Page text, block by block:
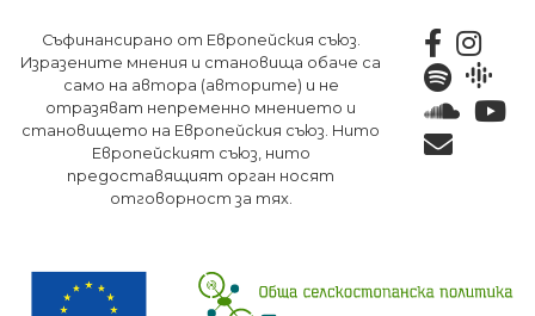
към
основното
съдържание
Съфинансирано от Европейския съюз.
Изразените мнения и становища обаче са
само на автора (авторите) и не
отразяват непременно мнението и
становището на Европейския съюз. Нито
Европейският съюз, нито
предоставящият орган носят
отговорност за тях.